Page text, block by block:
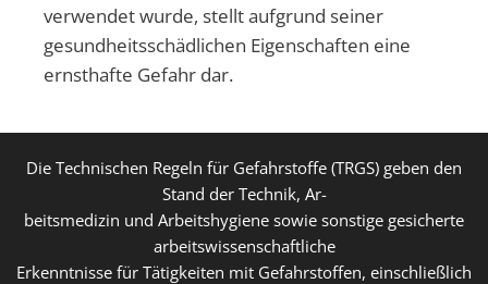
verwendet wurde, stellt aufgrund seiner
gesundheitsschädlichen Eigenschaften eine
ernsthafte Gefahr dar.
Die Technischen Regeln für Gefahrstoffe (TRGS) geben den
Stand der Technik, Ar-
beitsmedizin und Arbeitshygiene sowie sonstige gesicherte
arbeitswissenschaftliche
Erkenntnisse für Tätigkeiten mit Gefahrstoffen, einschließlich